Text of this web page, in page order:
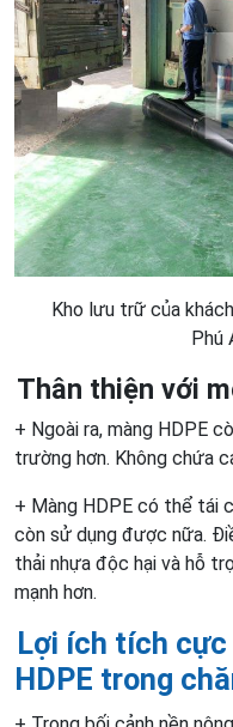
Kho lưu trữ của
Phú
Thân thiện với
+ Ngoài ra, màng HDPE
trường hơn. Không chứa
+ Màng HDPE có thể tái
còn sử dụng được nữa.
thải nhựa độc hại và hỗ
mạnh hơn.
Lợi ích tích cực
HDPE trong